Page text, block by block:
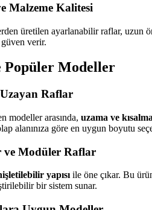
Malzeme Kalitesi
üretilen ayarlanabilir raflar, uzun
güven verir.
Popüler Modeller
Raflar
modeller arasında, uzama ve
alanınıza göre en uygun boyutu
ve Modüler Raflar
yapısıile öne çıkar. Bu
bir sistem sunar.